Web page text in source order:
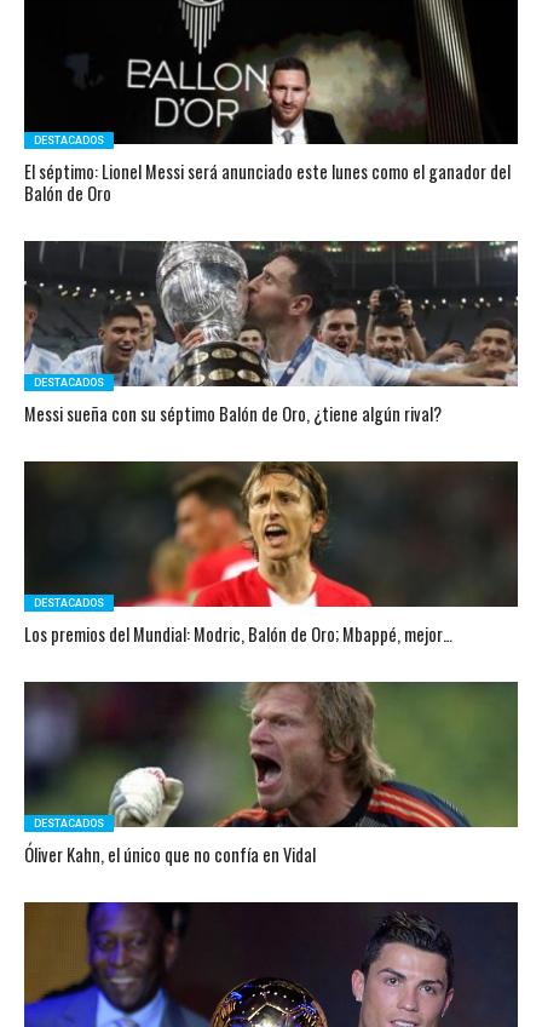
DESTACADOS
El séptimo: Lionel Messi será anunciado este lunes como el ganador del
Balón de Oro
DESTACADOS
Messi sueña con su séptimo Balón de Oro, ¿tiene algún rival?
DESTACADOS
Los premios del Mundial: Modric, Balón de Oro; Mbappé, mejor…
DESTACADOS
Óliver Kahn, el único que no confía en Vidal